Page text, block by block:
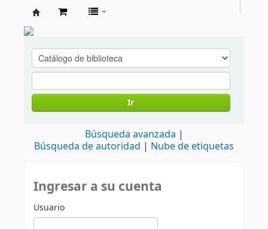
cendoc
Ir
Búsqueda avanzada
Búsqueda de autoridad
Nube de etiquetas
Ingresar a su cuenta
Usuario